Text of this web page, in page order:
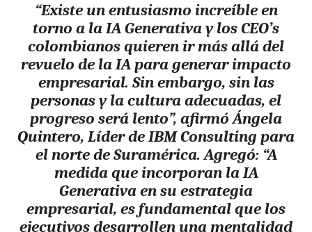
“Existe un entusiasmo increíble en
torno a la IA Generativa y los CEO’s
colombianos quieren ir más allá del
revuelo de la IA para generar impacto
empresarial. Sin embargo, sin las
personas y la cultura adecuadas, el
progreso será lento”, afirmó Ángela
Quintero, Líder de IBM Consulting para
el norte de Suramérica. Agregó: “A
medida que incorporan la IA
Generativa en su estrategia
empresarial, es fundamental que los
ejecutivos desarrollen una mentalidad